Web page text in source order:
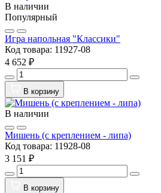
В наличии
Популярный
Игра напольная "Классики"
Код товара: 11927-08
4 652 ₽
В корзину
В наличии
Мишень (с креплением - липа)
Код товара: 11928-08
3 151 ₽
В корзину